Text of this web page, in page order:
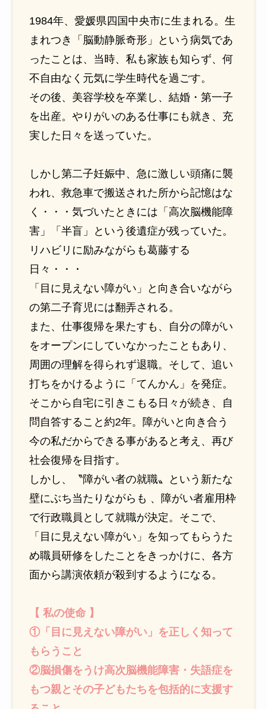
1984年、愛媛県四国中央市に生まれる。生
まれつき「脳動静脈奇形」という病気であ
ったことは、当時、私も家族も知らず、何
不自由なく元気に学生時代を過ごす。
その後、美容学校を卒業し、結婚・第一子
を出産。やりがいのある仕事にも就き、充
実した日々を送っていた。
しかし第二子妊娠中、急に激しい頭痛に襲
われ、救急車で搬送された所から記憶はな
く・・・気づいたときには「高次脳機能障
害」「半盲」という後遺症が残っていた。
リハビリに励みながらも葛藤する
日々・・・
「目に見えない障がい」と向き合いながら
の第二子育児には翻弄される。
また、仕事復帰を果たすも、自分の障がい
をオープンにしていなかったこともあり、
周囲の理解を得られず退職。そして、追い
打ちをかけるように「てんかん」を発症。
そこから自宅に引きこもる日々が続き、自
問自答すること約2年。障がいと向き合う
今の私だからできる事があると考え、再び
社会復帰を目指す。
しかし、〝障がい者の就職〟という新たな
壁にぶち当たりながらも 、障がい者雇用枠
で行政職員として就職が決定。そこで、
「目に見えない障がい」を知ってもらうた
め職員研修をしたことをきっかけに、各方
面から講演依頼が殺到するようになる。
【 私の使命 】
①「目に見えない障がい」を正しく知って
もらうこと
②脳損傷をうけ高次脳機能障害・失語症を
もつ親とその子どもたちを包括的に支援す